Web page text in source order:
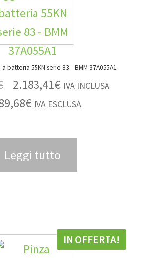
Pinza aggraffatrice a batteria 55KN serie 83 – BMM 37A055A1
2.183,41€ IVA INCLUSA
€ IVA ESCLUSA
Leggi tutto
IN OFFERTA!